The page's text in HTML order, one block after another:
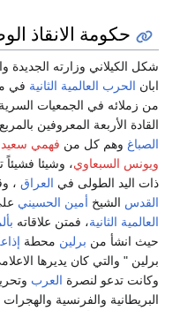
حكومة الانقاذ
شكل الكيلاني وزارته الجديدة
ابان الحرب العالمية الثانية في
من زملائه في الجمعيات
القادة الأربعة المعروفين
الصباغ وهم كل من فهمي سعيد
ويونس السبعاوي، وشيئا فشيئاً
ذات اليد الطولى في العراق ،
القدس الشيخ أمين الحسيني
العالمية الثانية، فمتن علاقاته
حيث انشأ من برلين محطة
برلين " والتي كان يديرها
وكانت تدعو لنصرة العرب
البريطانية والفرنسية والهجرات